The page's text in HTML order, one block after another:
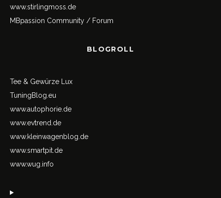
www.stirlingmoss.de
MBpassion Community / Forum
BLOGROLL
Tee & Gewürze Lux
TuningBlog.eu
www.autophorie.de
www.evtrend.de
www.kleinwagenblog.de
www.smartpit.de
www.wug.info